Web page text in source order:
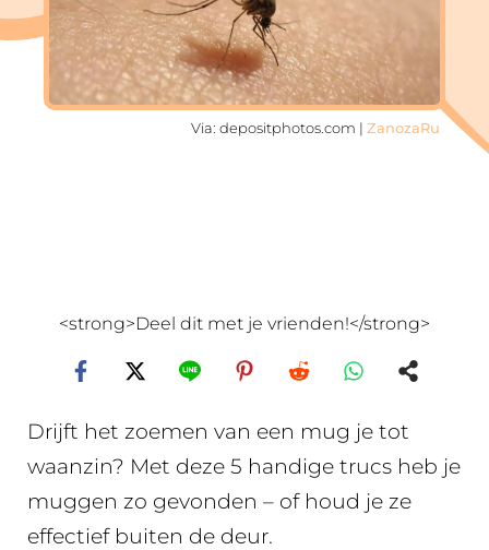
Via: depositphotos.com | ZanozaRu
<strong>Deel dit met je vrienden!</strong>
Drijft het zoemen van een mug je tot
waanzin? Met deze 5 handige trucs heb je
muggen zo gevonden – of houd je ze
effectief buiten de deur.